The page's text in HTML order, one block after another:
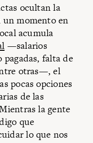
ocultan la
un momento en
acumula
—salarios
falta de
otras—, el
pocas opciones
de las
la gente
que
lo que nos